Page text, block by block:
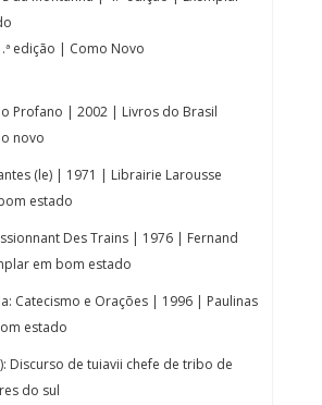
edição | Como Novo
o Profano | 2002 | Livros do Brasil
novo
(le) | 1971 | Librairie Larousse
estado
Des Trains | 1976 | Fernand
em bom estado
Catecismo e Orações | 1996 | Paulinas
estado
Discurso de tuiavii chefe de tribo de
do sul